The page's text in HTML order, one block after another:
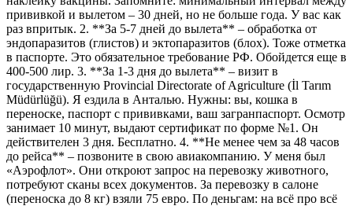
прививкой и вылетом – 30 дней, но не больше года. У вас как
раз впритык. 2. **За 5-7 дней до вылета** – обработка от
эндопаразитов (глистов) и эктопаразитов (блох). Тоже отметка
в паспорте. Это обязательное требование РФ. Обойдется еще в
400-500 лир. 3. **За 1-3 дня до вылета** – визит в
государственную Provincial Directorate of Agriculture (İl Tarım
Müdürlüğü). Я ездила в Анталью. Нужны: вы, кошка в
переноске, паспорт с прививками, ваш загранпаспорт. Осмотр
занимает 10 минут, выдают сертификат по форме №1. Он
действителен 3 дня. Бесплатно. 4. **Не менее чем за 48 часов
до рейса** – позвоните в свою авиакомпанию. У меня был
«Аэрофлот». Они откроют запрос на перевозку животного,
потребуют сканы всех документов. За перевозку в салоне
(переноска до 8 кг) взяли 75 евро. По деньгам: на всё про всё